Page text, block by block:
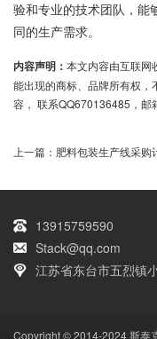
验和专业的技术团队，能
同的生产需求。
内容声明： 本文内容由互联网
能出现的商标、品牌所有权，
容， 联系QQ670136485，邮
上一篇： 肥料包装生产线采购
13915759590
Stack@qq.com
江苏省东台市五烈镇
Copyright © 2014-2024 斯泰